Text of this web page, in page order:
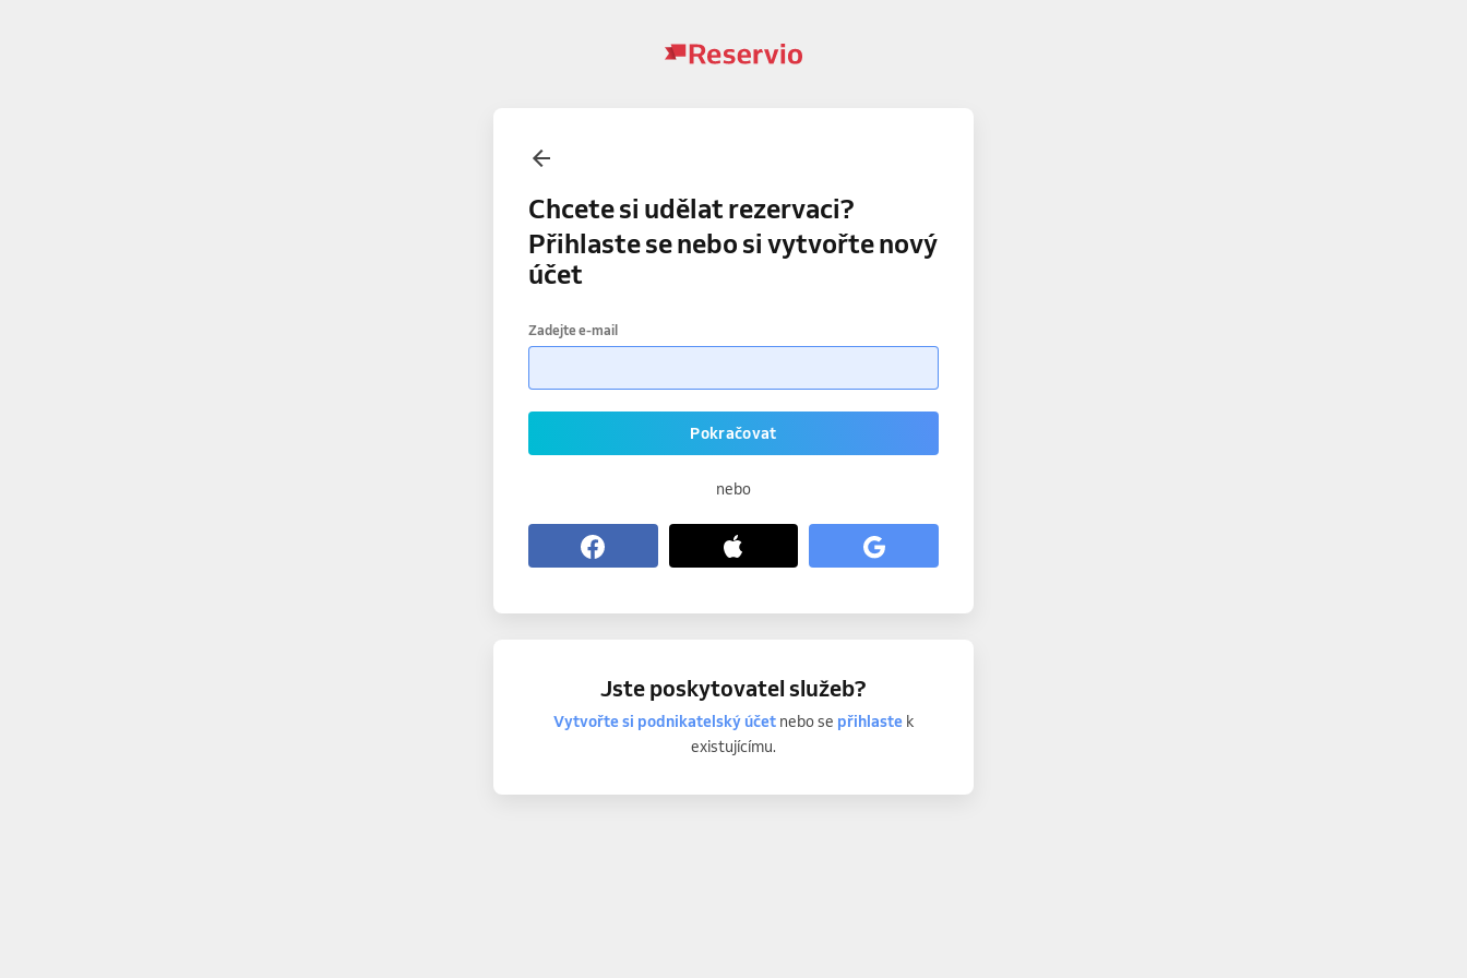
Chcete si udělat rezervaci?
Přihlaste se nebo si vytvořte nový
účet
Zadejte e-mail
Pokračovat
nebo
Jste poskytovatel služeb?
Vytvořte si podnikatelský účetnebo se přihlastek
existujícímu.